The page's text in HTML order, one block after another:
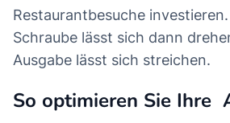
Restaurantbesuche
Schraube lässt sich dann
Ausgabe lässt sich streichen.
So optimieren Sie Ihre